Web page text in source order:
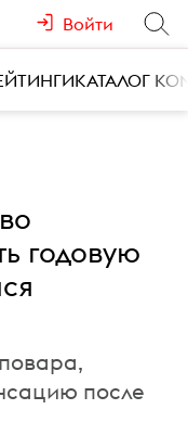
Войти
КАТАЛОГ
годовую
после